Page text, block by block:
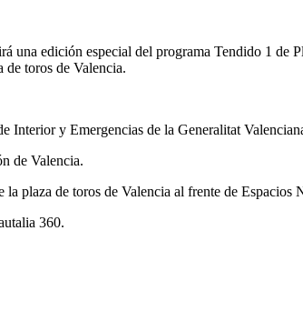
una edición especial del programa Tendido 1
de toros de Valencia.
y Emergencias de la Generalitat
de Valencia.
de toros de Valencia al frente de Espacios
360.